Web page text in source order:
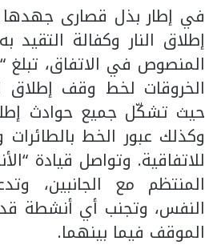
في إطار بذل قصارى
إطلاق النار وكفالة التقيد
المنصوص في الاتفاق، تبلغ
الخروقات لخط وقف إطلاق
حيث تشكّل جميع حوادث
وكذلك عبور الخط بالطائرات
للاتفاقية. وتواصل قيادة
المنتظم مع الجانبين،
النفس، وتجنب أي أنشطة
الموقف فيما بينهما.